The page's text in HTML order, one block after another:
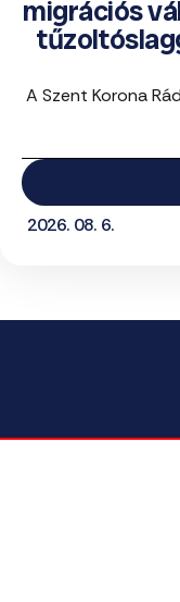
migrációs
A Szent Korona
2026. 08. 6.